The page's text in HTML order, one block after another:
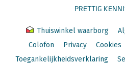
PRETTIG
Thuiswinkel waarborg
Colofon
Privacy Cookies
Toegankelijkheidsverklaring